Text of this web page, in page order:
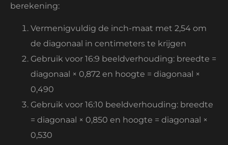
berekening:
Vermenigvuldig de inch-maat met 2,54 om
de diagonaal in centimeters te krijgen
Gebruik voor 16:9 beeldverhouding: breedte =
diagonaal × 0,872 en hoogte = diagonaal ×
0,490
Gebruik voor 16:10 beeldverhouding: breedte
= diagonaal × 0,850 en hoogte = diagonaal ×
0,530